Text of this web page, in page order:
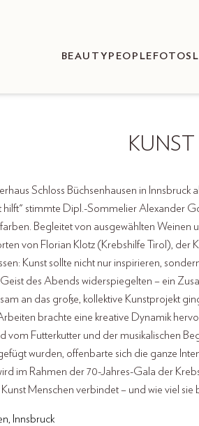
BEAUTY PEOPLE FOTOS
KUNST
Schloss Büchsenhausen in
hilft" stimmte Dipl.-Sommelier
Begleitet von ausgewählten
von Florian Klotz (Krebshilfe Tirol),
Kunst sollte nicht nur inspirieren,
des Abends widerspiegelten – ein
an das große, kollektive Kunstprojekt
brachte eine kreative Dynamik
Futterkutter und der musikalischen
wurden, offenbarte sich die ganze
im Rahmen der 70-Jahres-Gala der
Menschen verbindet – und wie viel sie
Innsbruck